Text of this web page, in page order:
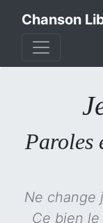
Chanson
Paroles
Ne change
Ce bien